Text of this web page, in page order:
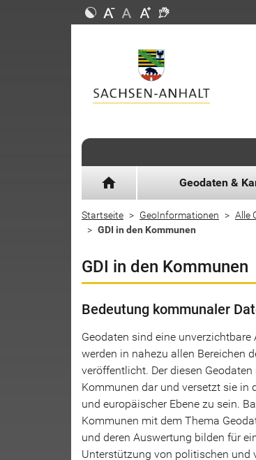
home Geodaten &
Startseite GeoInformationen Alle
GDI in den Kommunen
GDI in den Kommunen
Bedeutung kommunaler
Geodaten sind eine
werden in nahezu allen Bereichen
veröffentlicht. Der diesen
Kommunen dar und versetzt sie in
und europäischer Ebene zu sein.
Kommunen mit dem Thema
und deren Auswertung bilden für
Unterstützung von politischen und